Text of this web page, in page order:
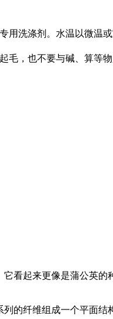
用洗涤剂。水温以微温
毛，也不要与碱、算等物
看起来更像是蒲公英
的纤维组成一个平面结